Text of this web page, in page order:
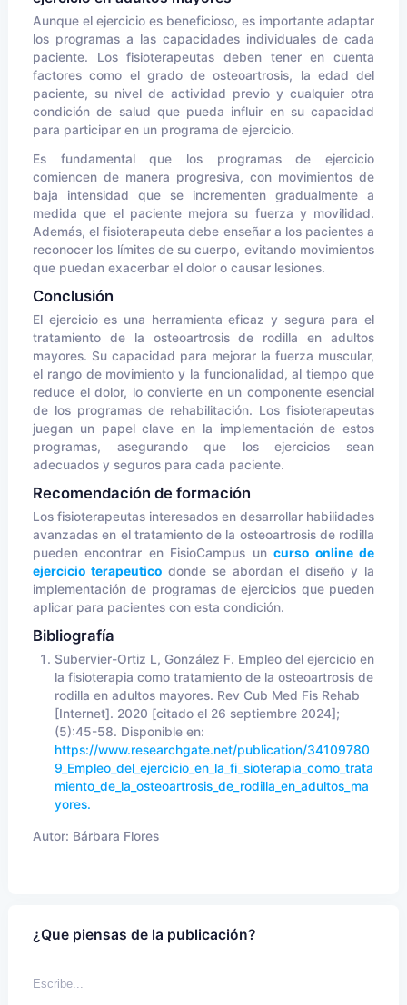
Aunque el ejercicio es beneficioso, es importante adaptar
los programas a las capacidades individuales de cada
paciente. Los fisioterapeutas deben tener en cuenta
factores como el grado de osteoartrosis, la edad del
paciente, su nivel de actividad previo y cualquier otra
condición de salud que pueda influir en su capacidad
para participar en un programa de ejercicio.
Es fundamental que los programas de ejercicio
comiencen de manera progresiva, con movimientos de
baja intensidad que se incrementen gradualmente a
medida que el paciente mejora su fuerza y movilidad.
Además, el fisioterapeuta debe enseñar a los pacientes a
reconocer los límites de su cuerpo, evitando movimientos
que puedan exacerbar el dolor o causar lesiones.
Conclusión
El ejercicio es una herramienta eficaz y segura para el
tratamiento de la osteoartrosis de rodilla en adultos
mayores. Su capacidad para mejorar la fuerza muscular,
el rango de movimiento y la funcionalidad, al tiempo que
reduce el dolor, lo convierte en un componente esencial
de los programas de rehabilitación. Los fisioterapeutas
juegan un papel clave en la implementación de estos
programas, asegurando que los ejercicios sean
adecuados y seguros para cada paciente.
Recomendación de formación
Los fisioterapeutas interesados en desarrollar habilidades
avanzadas en el tratamiento de la osteoartrosis de rodilla
pueden encontrar en FisioCampus uncurso online de
ejercicio terapeutico donde se abordan el diseño y la
implementación de programas de ejercicios que pueden
aplicar para pacientes con esta condición.
Bibliografía
Subervier-Ortiz L, González F. Empleo del ejercicio en
la fisioterapia como tratamiento de la osteoartrosis de
rodilla en adultos mayores. Rev Cub Med Fis Rehab
[Internet]. 2020 [citado el 26 septiembre 2024];
(5):45-58. Disponible en:
https://www.researchgate.net/publication/34109780
9_Empleo_del_ejercicio_en_la_fi_sioterapia_como_trata
miento_de_la_osteoartrosis_de_rodilla_en_adultos_ma
yores.
Autor: Bárbara Flores
¿Que piensas de la publicación?